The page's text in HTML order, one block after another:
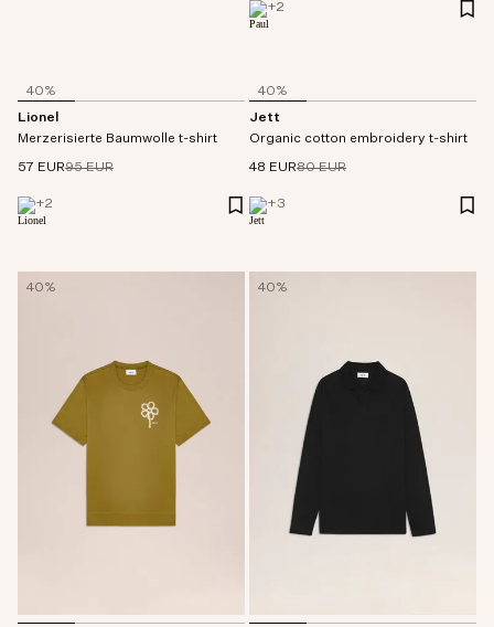
+2
40%
Lionel
Merzerisierte Baumwolle t-shirt
57 EUR95 EUR
+2
40%
Jett
Organic cotton embroidery t-shirt
48 EUR80 EUR
+3
40% 40%